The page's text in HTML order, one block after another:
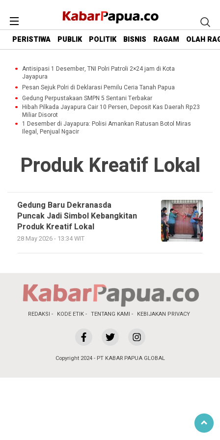
PERISTIWA PUBLIK POLITIK BISNIS RAGAM OLAH
Antisipasi 1 Desember, TNI Polri Patroli 2×24 jam di Kota
Jayapura
Pesan Sejuk Polri di Deklarasi Pemilu Ceria Tanah Papua
Gedung Perpustakaan SMPN 5 Sentani Terbakar
Hibah Pilkada Jayapura Cair 10 Persen, Deposit Kas Daerah Rp23
Miliar Disorot
1 Desember di Jayapura: Polisi Amankan Ratusan Botol Miras
Ilegal, Penjual Ngacir
Produk Kreatif Lokal
Gedung Baru Dekranasda
Puncak Jadi Simbol Kebangkitan
Produk Kreatif Lokal
28 May 2026 - 13:34 WIT
REDAKSI KODE ETIK TENTANG KAMI KEBIJAKAN PRIVACY
Copyright 2024 - PT KABAR PAPUA GLOBAL